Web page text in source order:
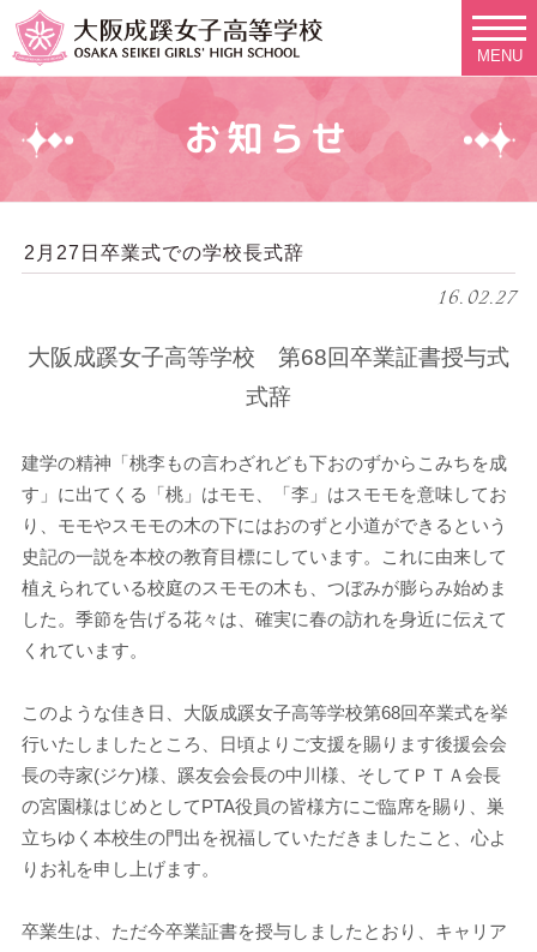
MENU
お知らせ
2月27日卒業式での学校長式辞
16.02.27
大阪成蹊女子高等学校 第68回卒業証書授与式
式辞
建学の精神「桃李もの言わざれども下おのずからこみちを成
す」に出てくる「桃」はモモ、「李」はスモモを意味してお
り、モモやスモモの木の下にはおのずと小道ができるという
史記の一説を本校の教育目標にしています。これに由来して
植えられている校庭のスモモの木も、つぼみが膨らみ始めま
した。季節を告げる花々は、確実に春の訪れを身近に伝えて
くれています。
このような佳き日、大阪成蹊女子高等学校第68回卒業式を挙
行いたしましたところ、日頃よりご支援を賜ります後援会会
長の寺家(ジケ)様、蹊友会会長の中川様、そしてＰＴＡ会長
の宮園様はじめとしてPTA役員の皆様方にご臨席を賜り、巣
立ちゆく本校生の門出を祝福していただきましたこと、心よ
りお礼を申し上げます。
卒業生は、ただ今卒業証書を授与しましたとおり、キャリア